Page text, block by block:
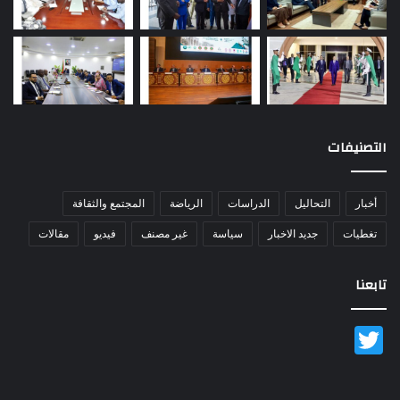
التصنيفات
أخبار التحاليل الدراسات الرياضة المجتمع والثقافة
تغطيات جديد الاخبار سياسة غير مصنف فيديو مقالات
تابعنا